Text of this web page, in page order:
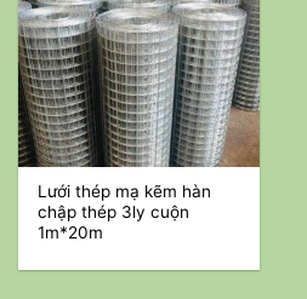
Lưới thép mạ kẽm hàn
chập thép 3ly cuộn
1m*20m